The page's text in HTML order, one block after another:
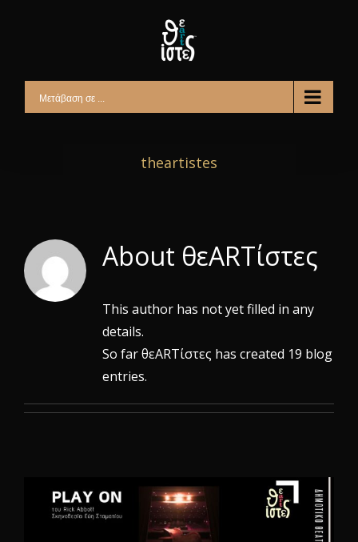
Μετάβαση σε ...
theartistes
About θεARTίστες
This author has not yet filled in any
details.
So far θεARTίστες has created 19 blog
entries.